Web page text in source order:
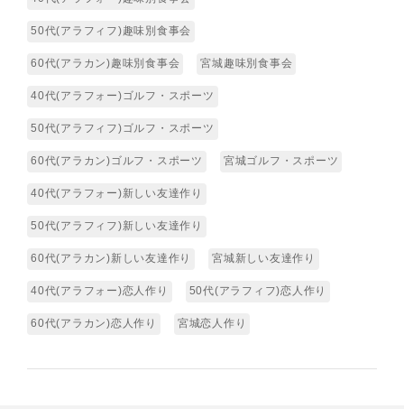
50代(アラフィフ)趣味別食事会
60代(アラカン)趣味別食事会 宮城趣味別食事会
40代(アラフォー)ゴルフ・スポーツ
50代(アラフィフ)ゴルフ・スポーツ
60代(アラカン)ゴルフ・スポーツ 宮城ゴルフ・スポーツ
40代(アラフォー)新しい友達作り
50代(アラフィフ)新しい友達作り
60代(アラカン)新しい友達作り 宮城新しい友達作り
40代(アラフォー)恋人作り 50代(アラフィフ)恋人作り
60代(アラカン)恋人作り 宮城恋人作り